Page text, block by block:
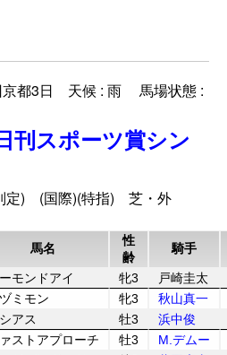
都3日 天候 : 雨 馬場状態 :
刊スポーツ賞シン
定) (国際)(特指) 芝・外
馬名
性
齢
騎手
モンドアイ 牝3
戸崎圭太
ミモン 牝3
秋山真一
アス 牡3
浜中俊
ストアプローチ 牡3
M.デムー